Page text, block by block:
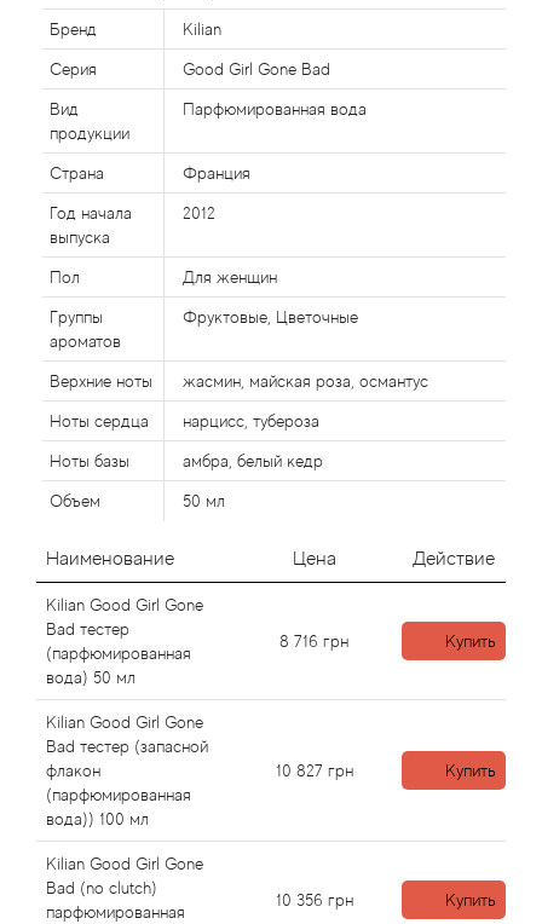
Бренд Kilian
Серия Good Girl Gone Bad
Вид
продукции
Парфюмированная вода
Страна Франция
Год начала
выпуска
2012
Пол Для женщин
Группы
ароматов
Фруктовые, Цветочные
Верхние ноты жасмин, майская роза, османтус
Ноты сердца нарцисс, тубероза
Ноты базы амбра, белый кедр
Объем 50 мл
Наименование Цена Действие
Kilian Good Girl Gone
Bad тестер
(парфюмированная
вода) 50 мл
8 716 грн Купить
Kilian Good Girl Gone
Bad тестер (запасной
флакон
(парфюмированная
вода)) 100 мл
10 827 грн Купить
Kilian Good Girl Gone
Bad (no clutch)
парфюмированная
10 356 грн Купить
Affinessence
Afnan
Agatha Ruiz de la Prada
Agent Provocateur
Agonist
Aigner
Aj Arabia (Widian)
Ajmal
Al Haramain
Al Jazeera
Alaia Paris
Alexander McQueen
Alexandre Barthet
Alexandre J
Alfred Dunhill